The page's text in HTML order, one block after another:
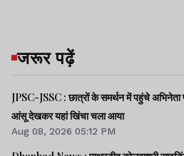
जरूर पढ़ें
JPSC-JSSC : छात्रों के समर्थन में पहुंचे अभिनेता
आंसू देखकर यहां खिंचा चला आया
Aug 08, 2026 05:12 PM